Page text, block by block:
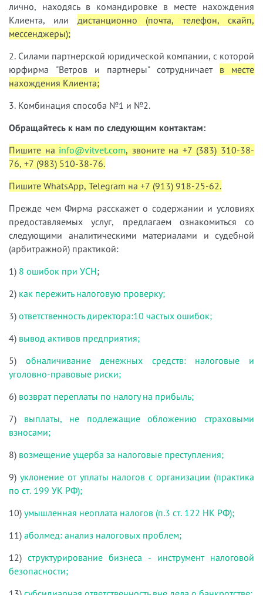
лично, находясь в командировке в месте нахождения
Клиента, или дистанционно (почта, телефон, скайп,
мессенджеры);
2. Силами партнерской юридической компании, с которой
юрфирма "Ветров и партнеры" сотрудничает в месте
нахождения Клиента;
3. Комбинация способа №1 и №2.
Обращайтесь к нам по следующим контактам:
Пишите на info@vitvet.com, звоните на +7 (383) 310-38-
76, +7 (983) 510-38-76.
Пишите WhatsApp, Telegram на +7 (913) 918-25-62.
Прежде чем Фирма расскажет о содержании и условиях
предоставляемых услуг, предлагаем ознакомиться со
следующими аналитическими материалами и судебной
(арбитражной) практикой:
1) 8 ошибок при УСН;
2) как пережить налоговую проверку;
3) ответственность директора:10 частых ошибок;
4) вывод активов предприятия;
5) обналичивание денежных средств: налоговые и
уголовно-правовые риски;
6) возврат переплаты по налогу на прибыль;
7) выплаты, не подлежащие обложению страховыми
взносами;
8) возмещение ущерба за налоговые преступления;
9) уклонение от уплаты налогов с организации (практика
по ст. 199 УК РФ);
10) умышленная неоплата налогов (п.3 ст. 122 НК РФ);
11) аболмед: анализ налоговых проблем;
12) структурирование бизнеса - инструмент налоговой
безопасности;